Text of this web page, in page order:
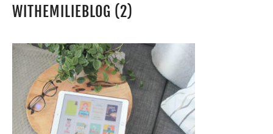
WITHEMILIEBLOG (2)